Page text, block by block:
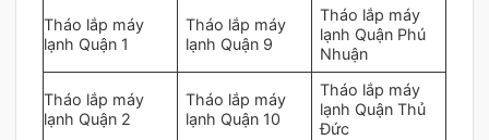
Tháo lắp máy
lạnh Quận 1
Tháo lắp máy
lạnh Quận 9
Tháo lắp máy
lạnh Quận Phú
Nhuận
Tháo lắp máy
lạnh Quận 2
Tháo lắp máy
lạnh Quận 10
Tháo lắp máy
lạnh Quận Thủ
Đức